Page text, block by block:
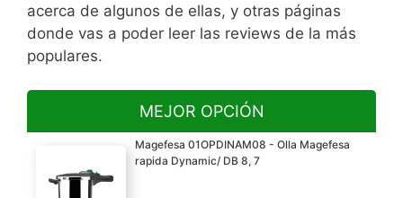
acerca de algunos de ellas, y otras páginas
donde vas a poder leer las reviews de la más
populares.
MEJOR OPCIÓN
Magefesa 01OPDINAM08 - Olla Magefesa
rapida Dynamic/ DB 8, 7